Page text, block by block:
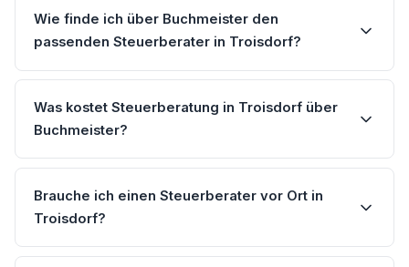
Wie finde ich über Buchmeister den
passenden Steuerberater in Troisdorf?
Was kostet Steuerberatung in Troisdorf über
Buchmeister?
Brauche ich einen Steuerberater vor Ort in
Troisdorf?